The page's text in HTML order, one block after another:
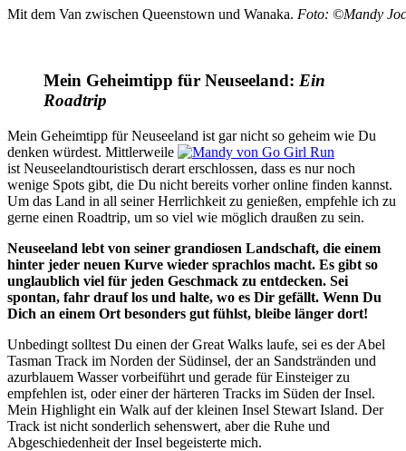
Mit dem Van zwischen Queenstown und Wanaka. Foto: ©Mandy
Mein Geheimtipp für Neuseeland: Ein
Roadtrip
Mein Geheimtipp für Neuseeland ist gar nicht so geheim wie Du
denken würdest. Mittlerweile
ist Neuseelandtouristisch derart erschlossen, dass es nur noch
wenige Spots gibt, die Du nicht bereits vorher online finden kannst.
Um das Land in all seiner Herrlichkeit zu genießen, empfehle ich zu
gerne einen Roadtrip, um so viel wie möglich draußen zu sein.
Neuseeland lebt von seiner grandiosen Landschaft, die einem
hinter jeder neuen Kurve wieder sprachlos macht. Es gibt so
unglaublich viel für jeden Geschmack zu entdecken. Sei
spontan, fahr drauf los und halte, wo es Dir gefällt. Wenn Du
Dich an einem Ort besonders gut fühlst, bleibe länger dort!
Unbedingt solltest Du einen der Great Walks laufe, sei es der Abel
Tasman Track im Norden der Südinsel, der an Sandstränden und
azurblauem Wasser vorbeiführt und gerade für Einsteiger zu
empfehlen ist, oder einer der härteren Tracks im Süden der Insel.
Mein Highlight ein Walk auf der kleinen Insel Stewart Island. Der
Track ist nicht sonderlich sehenswert, aber die Ruhe und
Abgeschiedenheit der Insel begeisterte mich.